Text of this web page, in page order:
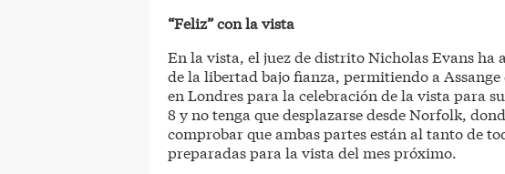
“Feliz” con la vista
En la vista, el juez de distrito Nicholas Evans
de la libertad bajo fianza, permitiendo a Assange
en Londres para la celebración de la vista para
8 y no tenga que desplazarse desde Norfolk,
comprobar que ambas partes están al tanto de
preparadas para la vista del mes próximo.